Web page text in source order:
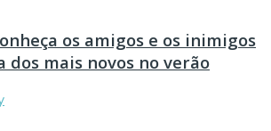
os amigos e os inimigos
dos mais novos no verão